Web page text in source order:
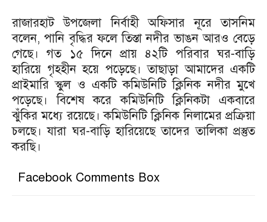
রাজারহাট উপজেলা নির্বাহী অফিসার নূরে তাসনিম
বলেন, পানি বৃদ্ধির ফলে তিস্তা নদীর ভাঙন আরও বেড়ে
গেছে। গত ১৫ দিনে প্রায় ৪২টি পরিবার ঘর-বাড়ি
হারিয়ে গৃহহীন হয়ে পড়েছে। তাছাড়া আমাদের একটি
প্রাইমারি স্কুল ও একটি কমিউনিটি ক্লিনিক নদীর মুখে
পড়েছে। বিশেষ করে কমিউনিটি ক্লিনিকটা একবারে
ঝুঁকির মধ্যে রয়েছে। কমিউনিটি ক্লিনিক নিলামের প্রক্রিয়া
চলছে। যারা ঘর-বাড়ি হারিয়েছে তাদের তালিকা প্রস্তুত
করছি।
Facebook Comments Box